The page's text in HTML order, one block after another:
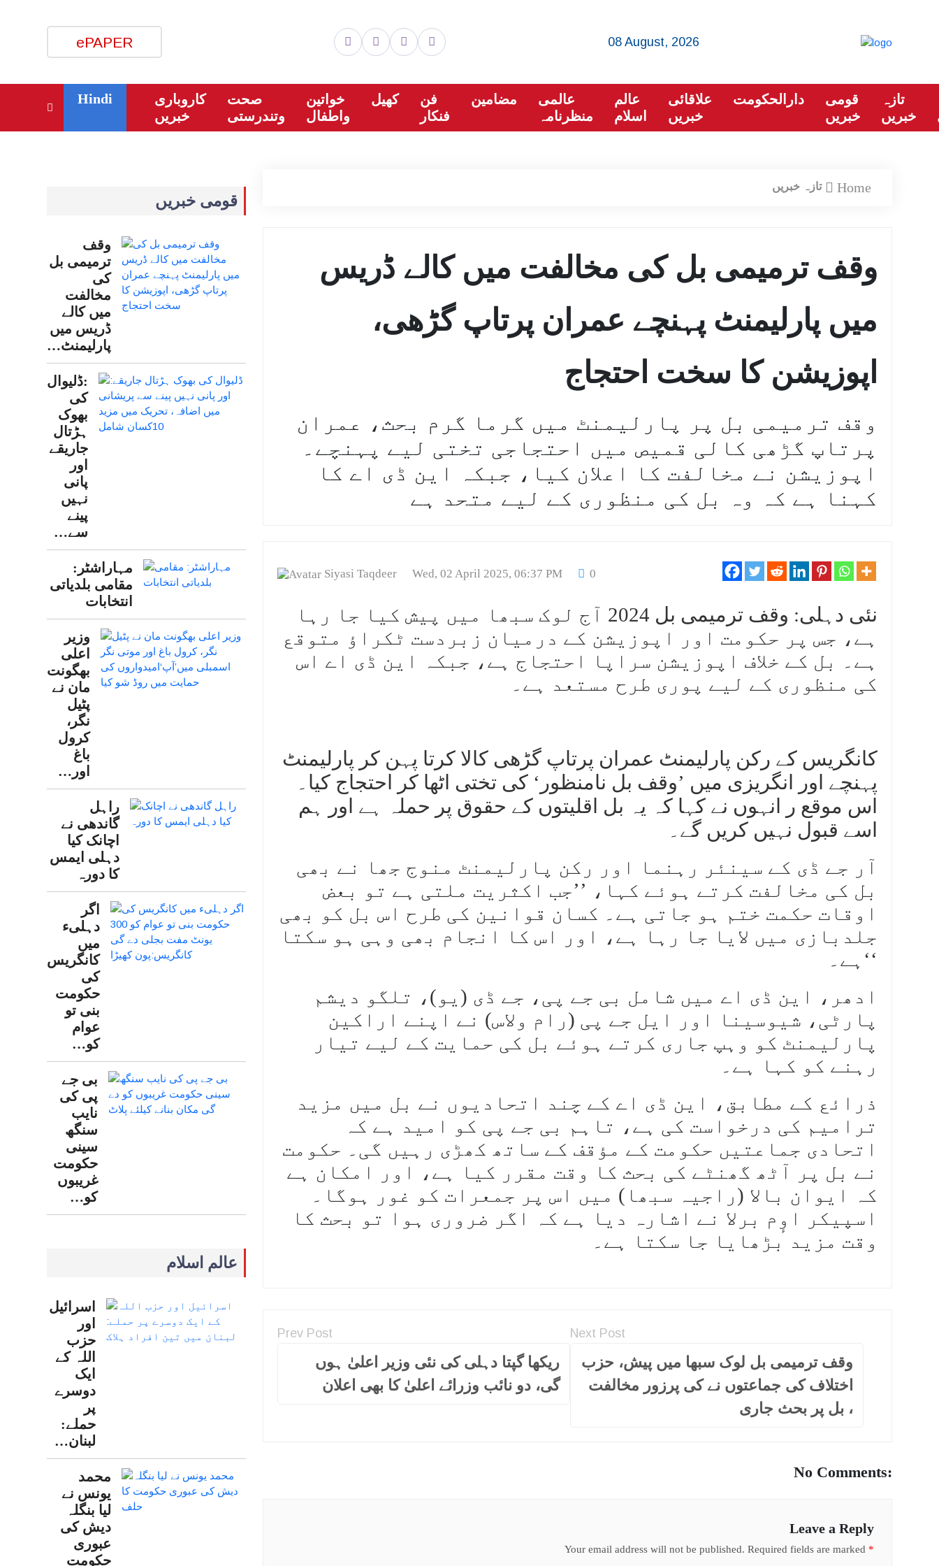
ePAPER 08 August, 2026
تازہ
خبریں
قومی
خبریں
دارالحکومت
علاقائی
خبریں
عالم
اسلام
عالمی
منظرنامہ
مضامین
فن
فنکار
کھیل
خواتین
واطفال
صحت
وتندرستی
کاروباری
خبریں
Hindi
قومی خبریں
وقف
ترمیمی بل
کی
مخالفت
میں کالے
ڈریس میں
پارلیمنٹ…
:ڈلیوال
کی
بھوک
ہڑتال
جاریقے
اور
پانی
نہیں
پینے
سے…
مہاراشٹر:
مقامی بلدیاتی
انتخابات
وزیر
اعلی
بھگونت
مان نے
پٹیل
نگر،
کرول
باغ
اور…
راہل
گاندھی نے
اچانک کیا
دہلی ایمس
کا دورہ
اگر
دہلیء
میں
کانگریس
کی
حکومت
بنی تو
عوام
کو…
بی جے
پی کی
نایب
سنگھ
سینی
حکومت
غریبوں
کو…
عالم اسلام
اسرائیل
اور
حزب
اللہ کے
ایک
دوسرے
پر
حملے:
لبنان…
محمد
یونس نے
لیا بنگلہ
دیش کی
عبوری
حکومت
Home تازہ خبریں
وقف ترمیمی بل کی مخالفت میں کالے ڈریس
میں پارلیمنٹ پہنچے عمران پرتاپ گڑھی،
اپوزیشن کا سخت احتجاج
وقف ترمیمی بل پر پارلیمنٹ میں گرما گرم بحث، عمران
پرتاپ گڑھی کالی قمیص میں احتجاجی تختی لیے پہنچے۔
اپوزیشن نے مخالفت کا اعلان کیا، جبکہ این ڈی اے کا
کہنا ہے کہ وہ بل کی منظوری کے لیے متحد ہے
Siyasi Taqdeer Wed, 02 April 2025, 06:37 PM 0
نئی دہلی: وقف ترمیمی بل 2024 آج لوک سبھا میں پیش کیا جا رہا
ہے، جس پر حکومت اور اپوزیشن کے درمیان زبردست ٹکراؤ متوقع
ہے۔ بل کے خلاف اپوزیشن سراپا احتجاج ہے، جبکہ این ڈی اے اس
کی منظوری کے لیے پوری طرح مستعد ہے۔
کانگریس کے رکن پارلیمنٹ عمران پرتاپ گڑھی کالا کرتا پہن کر پارلیمنٹ
پہنچے اور انگریزی میں ’وقف بل نامنظور‘ کی تختی اٹھا کر احتجاج کیا۔
اس موقع ر انہوں نے کہا کہ یہ بل اقلیتوں کے حقوق پر حملہ ہے اور ہم
اسے قبول نہیں کریں گے۔
آر جے ڈی کے سینئر رہنما اور رکن پارلیمنٹ منوج جھا نے بھی
بل کی مخالفت کرتے ہوئے کہا، ’’جب اکثریت ملتی ہے تو بعض
اوقات حکمت ختم ہو جاتی ہے۔ کسان قوانین کی طرح اس بل کو بھی
جلدبازی میں لایا جا رہا ہے، اور اس کا انجام بھی وہی ہو سکتا
ہے۔‘‘
ادھر، این ڈی اے میں شامل بی جے پی، جے ڈی (یو)، تلگو دیشم
پارٹی، شیوسینا اور ایل جے پی (رام ولاس) نے اپنے اراکین
پارلیمنٹ کو وہپ جاری کرتے ہوئے بل کی حمایت کے لیے تیار
رہنے کو کہا ہے۔
ذرائع کے مطابق، این ڈی اے کے چند اتحادیوں نے بل میں مزید
ترامیم کی درخواست کی ہے، تاہم بی جے پی کو امید ہے کہ
اتحادی جماعتیں حکومت کے مؤقف کے ساتھ کھڑی رہیں گی۔ حکومت
نے بل پر آٹھ گھنٹے کی بحث کا وقت مقرر کیا ہے، اور امکان ہے
کہ ایوان بالا (راجیہ سبھا) میں اس پر جمعرات کو غور ہوگا۔
اسپیکر اوٕم برلا نے اشارہ دیا ہے کہ اگر ضروری ہوا تو بحث کا
وقت مزید بڑھایا جا سکتا ہے۔
Prev Post
ریکھا گپتا دہلی کی نئی وزیر اعلیٰ ہوں
گی، دو نائب وزرائے اعلیٰ کا بھی اعلان
Next Post
وقف ترمیمی بل لوک سبھا میں پیش، حزب
اختلاف کی جماعتوں نے کی پرزور مخالفت
، بل پر بحث جاری
No Comments:
Leave a Reply
Your email address will not be published. Required fields are marked *